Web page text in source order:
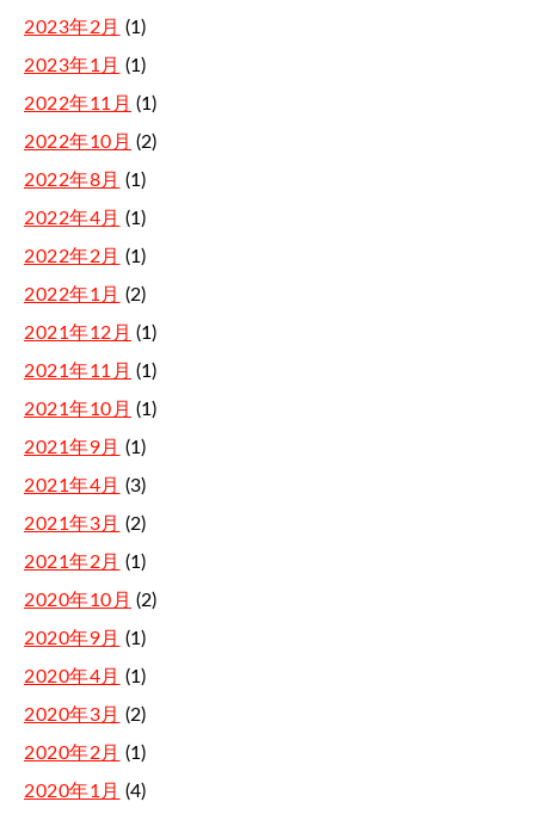
2023年2月 (1)
2023年1月 (1)
2022年11月 (1)
2022年10月 (2)
2022年8月 (1)
2022年4月 (1)
2022年2月 (1)
2022年1月 (2)
2021年12月 (1)
2021年11月 (1)
2021年10月 (1)
2021年9月 (1)
2021年4月 (3)
2021年3月 (2)
2021年2月 (1)
2020年10月 (2)
2020年9月 (1)
2020年4月 (1)
2020年3月 (2)
2020年2月 (1)
2020年1月 (4)